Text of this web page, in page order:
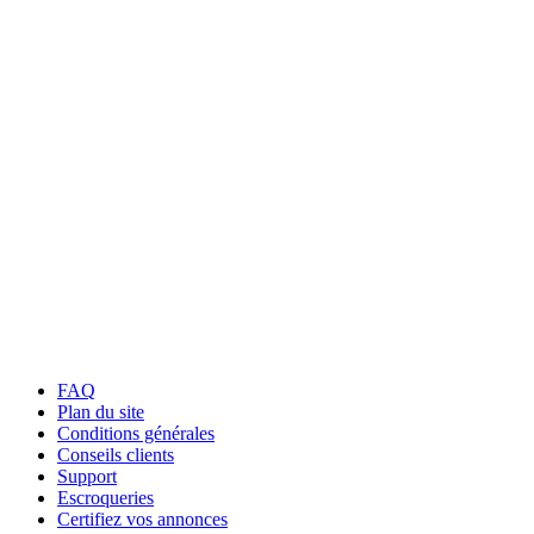
FAQ
Plan du site
Conditions générales
Conseils clients
Support
Escroqueries
Certifiez vos annonces